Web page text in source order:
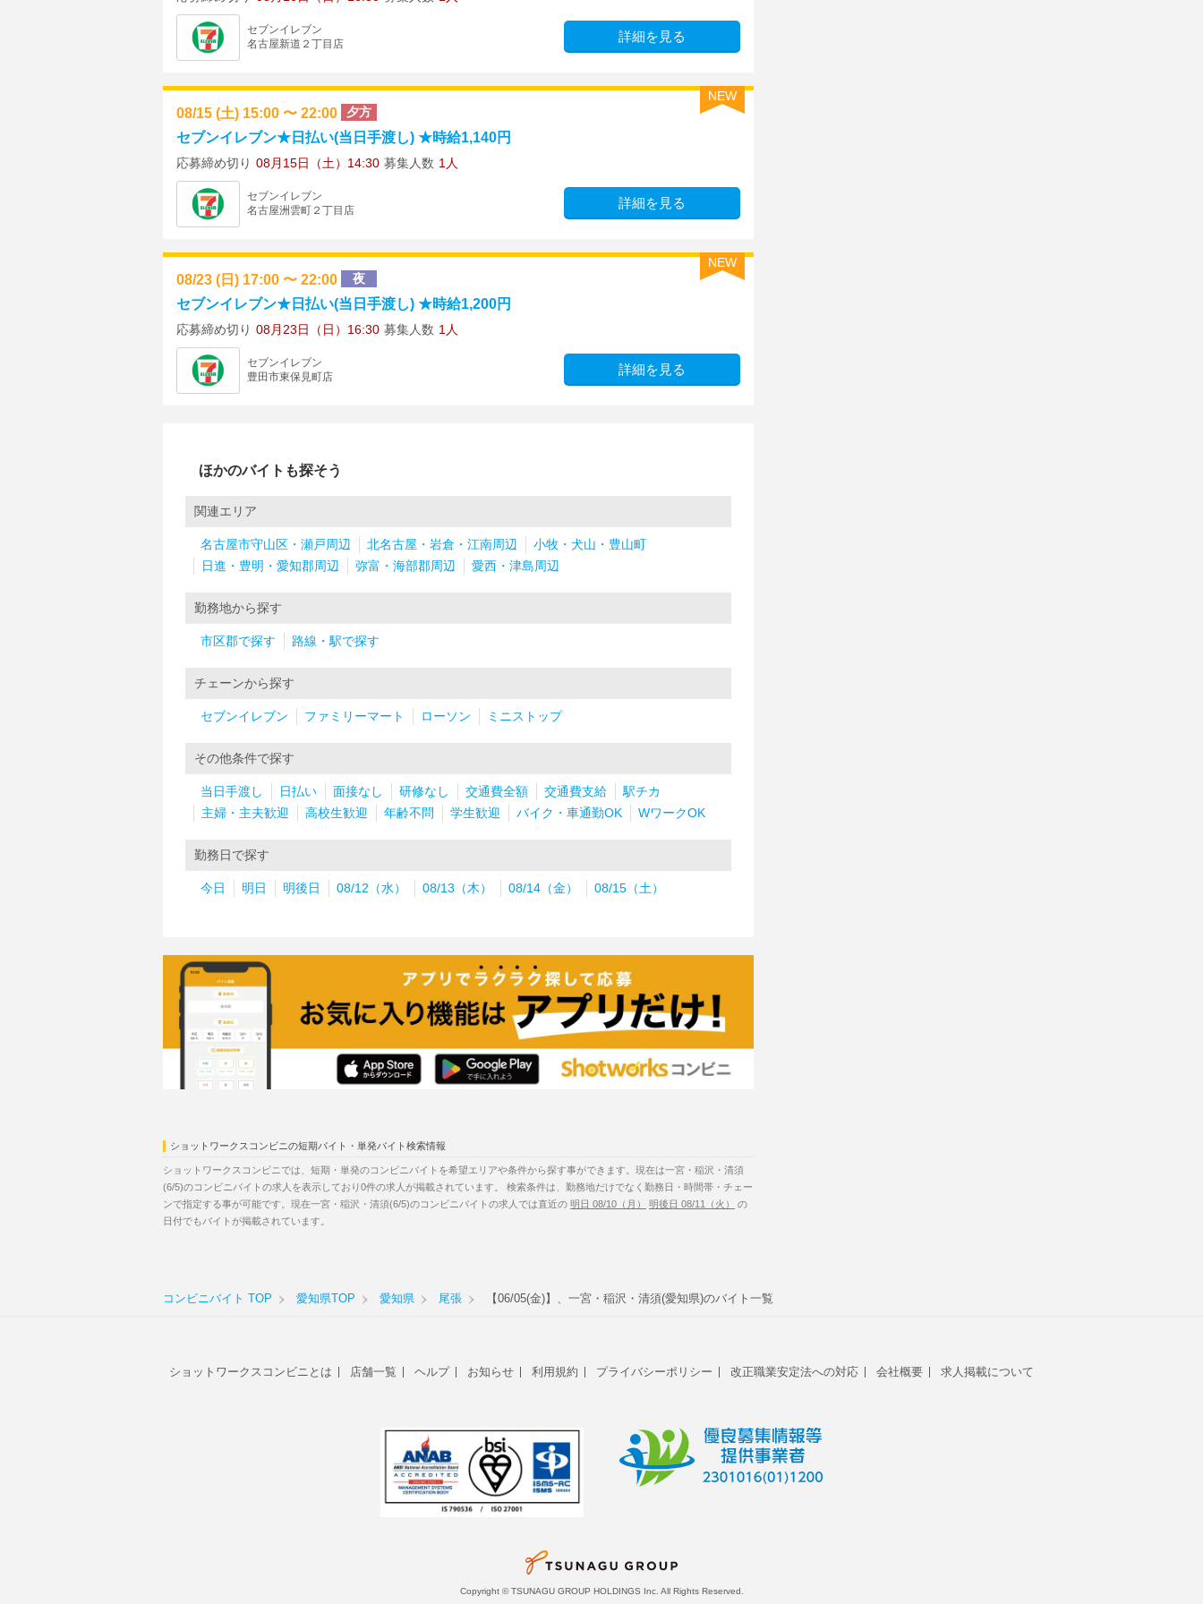
セブンイレブン
名古屋新道２丁目店
詳細を見る
NEW
08/15 (土) 15:00 〜 22:00 夕方
セブンイレブン★日払い(当日手渡し) ★時給1,140円
応募締め切り 08月15日（土）14:30 募集人数 1人
セブンイレブン
名古屋洲雲町２丁目店
詳細を見る
NEW
08/23 (日) 17:00 〜 22:00 夜
セブンイレブン★日払い(当日手渡し) ★時給1,200円
応募締め切り 08月23日（日）16:30 募集人数 1人
セブンイレブン
豊田市東保見町店
詳細を見る
ほかのバイトも探そう
関連エリア
名古屋市守山区・瀬戸周辺 北名古屋・岩倉・江南周辺
小牧・犬山・豊山町
日進・豊明・愛知郡周辺
弥富・海部郡周辺 愛西・津島周辺
勤務地から探す
市区郡で探す 路線・駅で探す
チェーンから探す
セブンイレブン ファミリーマート ローソン ミニストップ
その他条件で探す
当日手渡し 日払い 面接なし 研修なし 交通費全額 交通費支給
駅チカ
主婦・主夫歓迎
高校生歓迎 年齢不問 学生歓迎 バイク・車通勤OK WワークOK
勤務日で探す
今日 明日 明後日 08/12（水） 08/13（木） 08/14（金） 08/15（土）
ショットワークスコンビニの短期バイト・単発バイト検索情報
ショットワークスコンビニでは、短期・単発のコンビニバイトを希望エリアや条件から探す事ができます。現在は一宮・稲沢・清須
(6/5)のコンビニバイトの求人を表示しており0件の求人が掲載されています。 検索条件は、勤務地だけでなく勤務日・時間帯・チェー
ンで指定する事が可能です。現在一宮・稲沢・清須(6/5)のコンビニバイトの求人では直近の 明日 08/10（月） 明後日 08/11（火）
の
日付でもバイトが掲載されています。
コンビニバイト TOP 愛知県TOP 愛知県 尾張 【06/05(金)】、一宮・稲沢・清須(愛知県)のバイト一覧
ショットワークスコンビニとは 店舗一覧 ヘルプ お知らせ 利用規約 プライバシーポリシー 改正職業安定法への対応 会社概要 求人掲載について
Copyright © TSUNAGU GROUP HOLDINGS Inc. All Rights Reserved.